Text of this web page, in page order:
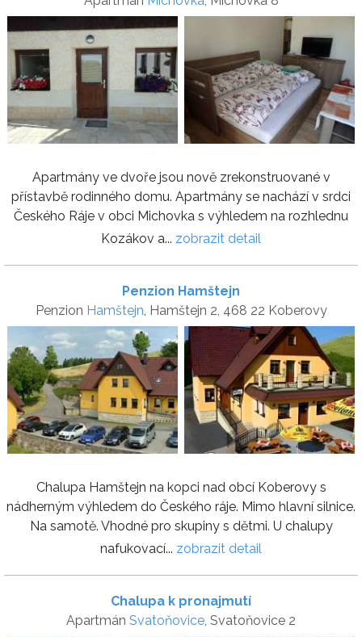
Apartmány ve dvoře jsou nově zrekonstruované v
přístavbě rodinného domu. Apartmány se nachází v srdci
Českého Ráje v obci Michovka s výhledem na rozhlednu
Kozákov a... zobrazit detail
Penzion Hamštejn
Penzion Hamštejn, Hamštejn 2, 468 22 Koberovy
Chalupa Hamštejn na kopci nad obcí Koberovy s
nádherným výhledem do Českého ráje. Mimo hlavní silnice.
Na samotě. Vhodné pro skupiny s dětmi. U chalupy
nafukovací... zobrazit detail
Chalupa k pronajmutí
Apartmán Svatoňovice, Svatoňovice 2